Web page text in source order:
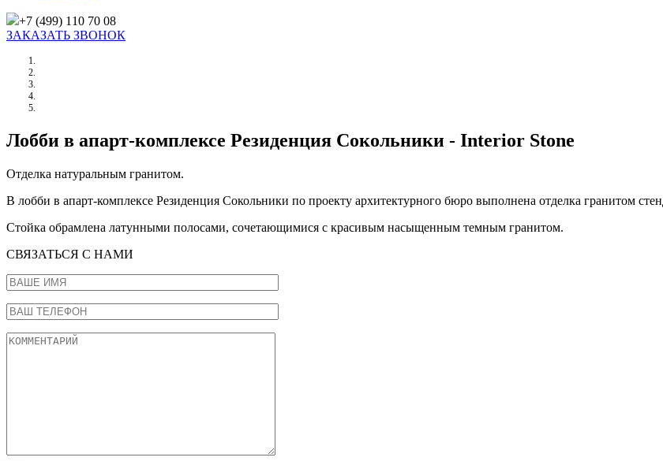
+7 (499) 110 70 08
ЗАКАЗАТЬ ЗВОНОК
Лобби в апарт-комплексе Резиденция Сокольники - Interior Stone
Отделка натуральным гранитом.
В лобби в апарт-комплексе Резиденция Сокольники по проекту архитектурного бюро выполнена отделка гранитом
Стойка обрамлена латунными полосами, сочетающимися с красивым насыщенным темным гранитом.
СВЯЗАТЬСЯ С НАМИ